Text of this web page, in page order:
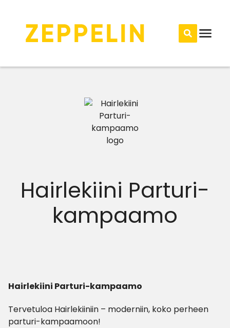
Hairlekiini Parturi-
kampaamo
Hairlekiini Parturi-kampaamo
Tervetuloa Hairlekiiniin – moderniin, koko perheen
parturi-kampaamoon!